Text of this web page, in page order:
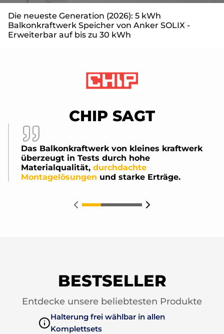
Die neueste Generation (2026): 5 kWh
Balkonkraftwerk Speicher von Anker SOLIX -
Erweiterbar auf bis zu 30 kWh
CHIP SAGT
Das Balkonkraftwerk von kleines kraftwerk
überzeugt in Tests durch hohe
Materialqualität, durchdachte
Montagelösungen und starke Erträge.
BESTSELLER
Entdecke unsere beliebtesten Produkte
Halterung frei wählbar in allen
Komplettsets